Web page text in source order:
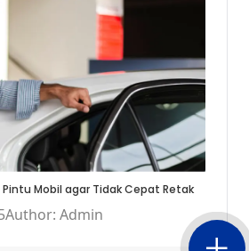
Mobil agar Tidak Cepat Retak
Author: Admin